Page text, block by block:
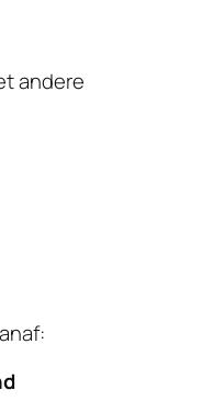
andere